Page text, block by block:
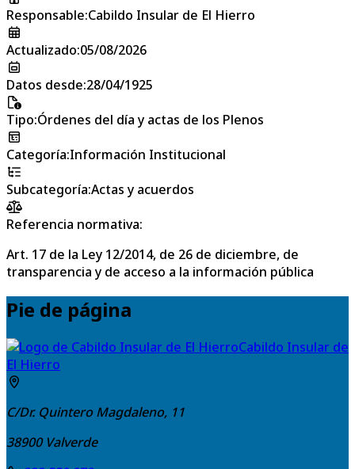
Responsable:Cabildo Insular de El Hierro
Actualizado:05/08/2026
Datos desde:28/04/1925
Tipo:Órdenes del día y actas de los Plenos
Categoría:Información Institucional
Subcategoría:Actas y acuerdos
Referencia normativa:
Art. 17 de la Ley 12/2014, de 26 de diciembre, de
transparencia y de acceso a la información pública
Pie de página
Cabildo Insular de
El Hierro
C/Dr. Quintero Magdaleno, 11
38900 Valverde